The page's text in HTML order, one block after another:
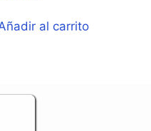
al carrito